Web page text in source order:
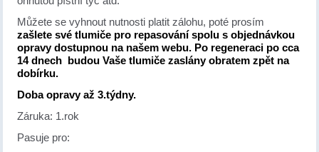
Můžete se vyhnout nutnosti platit zálohu, poté prosím
zašlete své tlumiče pro repasování spolu s objednávkou
opravy dostupnou na našem webu. Po regeneraci po cca
14 dnech budou Vaše tlumiče zaslány obratem zpět na
dobírku.
Doba opravy až 3.týdny.
Záruka: 1.rok
Pasuje pro: